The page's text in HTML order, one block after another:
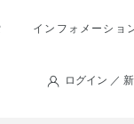
インフォメーショ
ログイン ／